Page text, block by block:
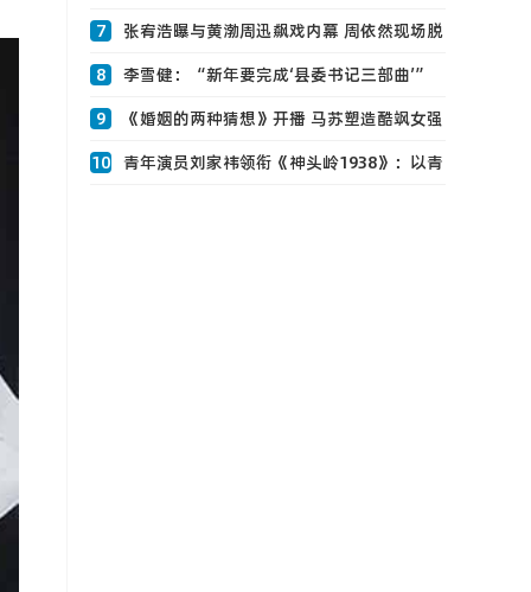
淼怡0
7
张宥浩曝与黄渤周迅飙戏内幕 周依然现场脱
鞋还原《怒海》名场面
8
李雪健：“新年要完成‘县委书记三部曲’”
9
《婚姻的两种猜想》开播 马苏塑造酷飒女强
人妈0
10 青年演员刘家祎领衔《神头岭1938》：以青